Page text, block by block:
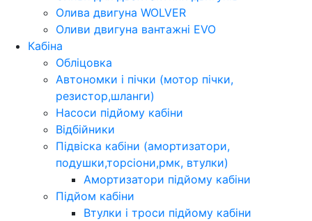
Олива двигуна WOLVER
Оливи двигуна вантажні EVO
Кабіна
Обліцовка
Автономки і пічки (мотор пічки,
резистор,шланги)
Насоси підйому кабіни
Відбійники
Підвіска кабіни (амортизатори,
подушки,торсіони,рмк, втулки)
Амортизатори підйому кабіни
Підйом кабіни
Втулки і троси підйому кабіни